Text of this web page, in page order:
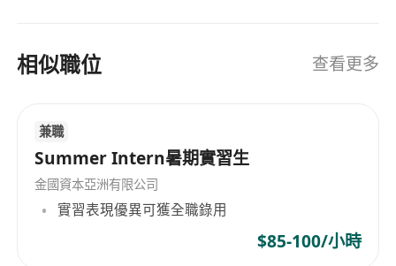
expertise would be a superior fit for your
executive recruitment needs. Our aims are to
candidates. We provide a various HR solutions
and recruitment services including • General
Staffing • Executive Search • HR Consulting •
相似職位 查看更多
兼職
Summer Intern暑期實習生
金國資本亞洲有限公司
實習表現優異可獲全職錄用
$85-100/小時